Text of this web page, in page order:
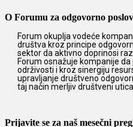
O Forumu za odgovorno
Forum okuplja vodeće
društva kroz principe
sektor da aktivno doprinosi
Forum osnažuje kompanije
održivosti i kroz sinergiju
upravljanje društveno
taj način merljiv društveni
Prijavite se za naš mesečni